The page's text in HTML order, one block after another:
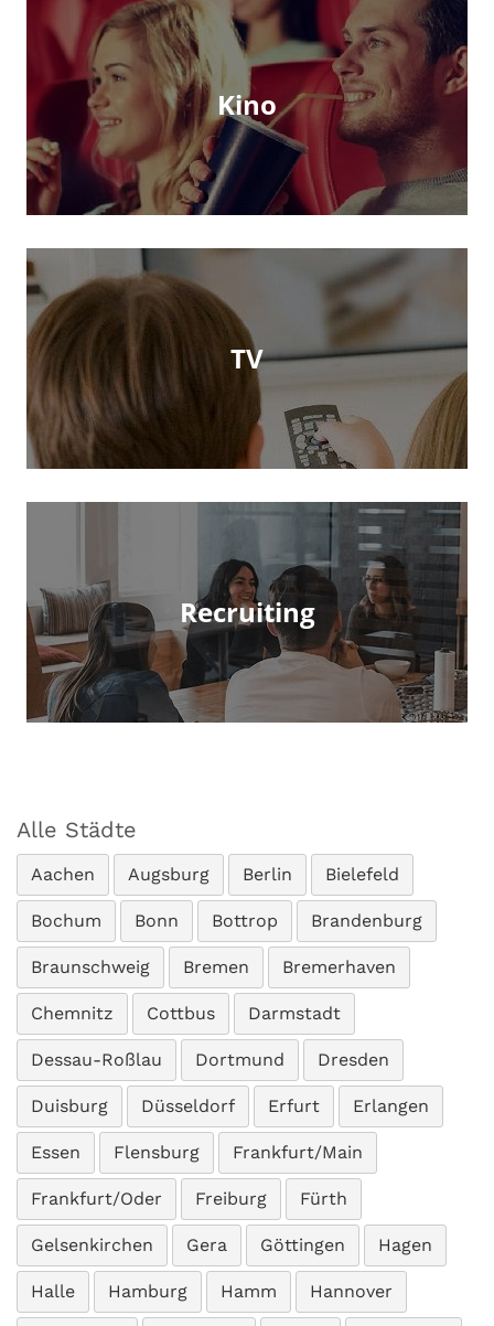
Kino
TV
Recruiting
Alle Städte
Aachen Augsburg Berlin Bielefeld
Bochum Bonn Bottrop Brandenburg
Braunschweig Bremen Bremerhaven
Chemnitz Cottbus Darmstadt
Dessau-Roßlau Dortmund Dresden
Duisburg Düsseldorf Erfurt Erlangen
Essen Flensburg Frankfurt/Main
Frankfurt/Oder Freiburg Fürth
Gelsenkirchen Gera Göttingen Hagen
Halle Hamburg Hamm Hannover